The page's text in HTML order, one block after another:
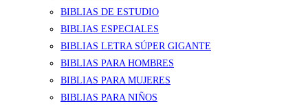
BIBLIAS DE ESTUDIO
BIBLIAS ESPECIALES
BIBLIAS LETRA SÚPER GIGANTE
BIBLIAS PARA HOMBRES
BIBLIAS PARA MUJERES
BIBLIAS PARA NIÑOS